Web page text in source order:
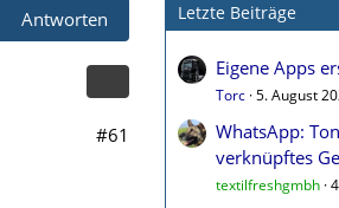
Antworten
#61
Letzte Beiträge
Eigene Apps
Torc 5. August
WhatsApp:
verknüpftes
textilfreshgmbh